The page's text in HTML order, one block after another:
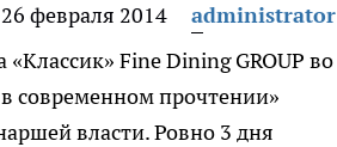
26 февраля 2014
administrator
«Классик» Fine Dining GROUP во
современном прочтении»
власти. Ровно 3 дня